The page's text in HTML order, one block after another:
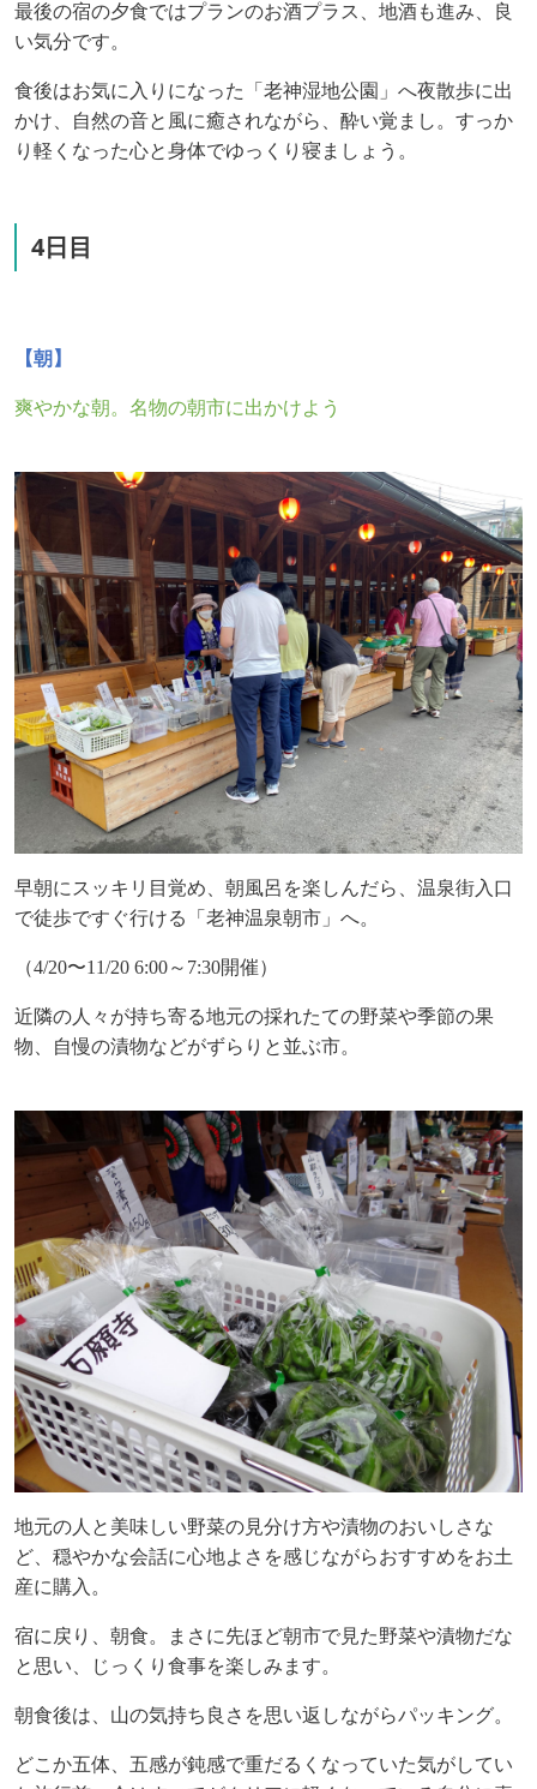
最後の宿の夕食ではプランのお酒プラス、地酒も進み、良
い気分です。
食後はお気に入りになった「老神湿地公園」へ夜散歩に出
かけ、
自然の音と風に癒されながら、酔い覚まし。すっか
り軽くなった心と身体でゆっくり寝ましょう。
4日目
【朝】
爽やかな朝。名物の朝市に出かけよう
早朝にスッキリ目覚め、朝風呂を楽しんだら、温泉街入口
で徒歩ですぐ行ける「老神温泉朝市」へ。
（4/20〜11/20 6:00～ 7:30開催）
近隣の人々が持ち寄る地元の採れたての野菜や季節の果
物、自慢の漬物などがずらりと並ぶ市。
地元の人と美味しい野菜の見分け方や漬物のおいしさな
ど、穏やかな会話に心地よさを感じながらおすすめをお土
産に購入。
宿に戻り、朝食。まさに先ほど朝市で見た野菜や漬物だな
と思い、じっくり食事を楽しみます。
朝食後は、山の気持ち良さを思い返しながらパッキング。
どこか五体、五感が鈍感で重だるくなっていた気がしてい